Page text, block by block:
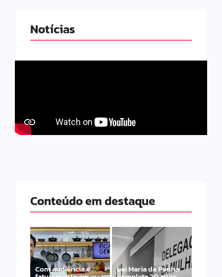
Notícias
Conteúdo em destaque
Com audiência e Lei Maria da Penha